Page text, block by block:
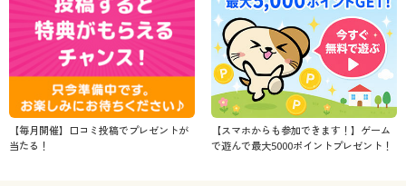
【毎月開催】口コミ投稿でプレゼントが
当たる！
【スマホからも参加できます！】ゲーム
で遊んで最大5000ポイントプレゼント！